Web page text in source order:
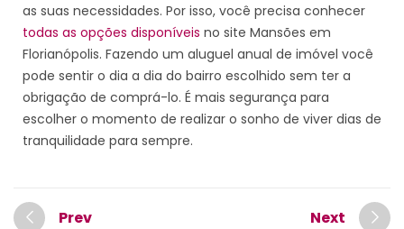
as suas necessidades. Por isso, você precisa conhecer
todas as opções disponíveis no site Mansões em
Florianópolis. Fazendo um aluguel anual de imóvel você
pode sentir o dia a dia do bairro escolhido sem ter a
obrigação de comprá-lo. É mais segurança para
escolher o momento de realizar o sonho de viver dias de
tranquilidade para sempre.
Prev Next